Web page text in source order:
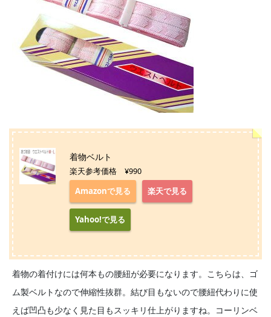
着物ベルト
楽天参考価格 ¥990
Amazonで見る 楽天で見る
Yahoo!で見る
着物の着付けには何本もの腰紐が必要になります。こちらは、ゴ
ム製ベルトなので伸縮性抜群。結び目もないので腰紐代わりに使
えば凹凸も少なく見た目もスッキリ仕上がりますね。コーリンベ